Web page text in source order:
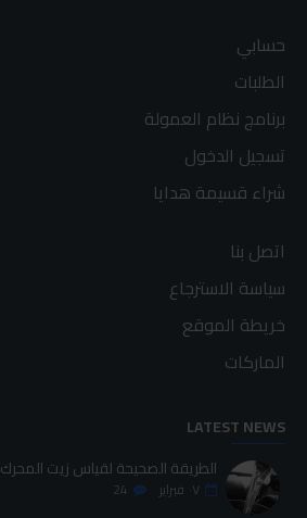
حسابي
الطلبات
برنامج نظام العمولة
تسجيل الدخول
شراء قسيمة هدايا
اتصل بنا
سياسة الاسترجاع
خريطة الموقع
الماركات
LATEST NEWS
الطريقة الصحيحة لقياس زيت المحرك
٠٧ فبراير 24